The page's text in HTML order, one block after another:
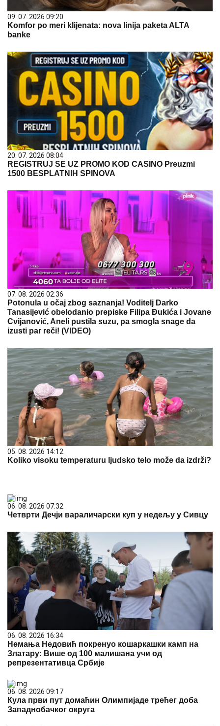
09. 07. 2026 09:20
Komfor po meri klijenata: nova linija paketa ALTA
banke
20. 07. 2026 08:04
REGISTRUJ SE UZ PROMO KOD CASINO Preuzmi
1500 BESPLATNIH SPINOVA
07. 08. 2026 02:36
Potonula u očaj zbog saznanja! Voditelj Darko
Tanasijević obelodanio prepiske Filipa Đukića i Jovane
Cvijanović, Aneli pustila suzu, pa smogla snage da
izusti par reči! (VIDEO)
05. 08. 2026 14:12
Koliko visoku temperaturu ljudsko telo može da izdrži?
06. 08. 2026 07:32
Четврти Дечји вараличарски куп у недељу у Сивцу
06. 08. 2026 16:34
Немања Недовић покренуо кошаркашки камп на
Златару: Више од 100 малишана учи од
репрезентативца Србије
06. 08. 2026 09:17
Кула први пут домаћин Олимпијаде трећег доба
Западнобачког округа